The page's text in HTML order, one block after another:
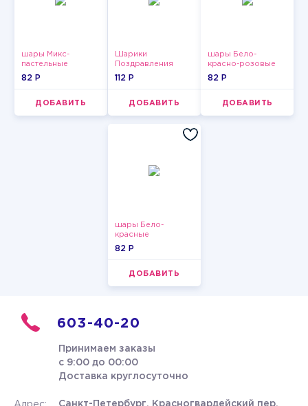
шары Микс-
пастельные
82 P
ДОБАВИТЬ
Шарики
Поздравления
112 P
ДОБАВИТЬ
шары Бело-
красно-розовые
пастельные
82 P
ДОБАВИТЬ
шары Бело-
красные
пастельные
82 P
ДОБАВИТЬ
603-40-20
Принимаем заказы
с 9:00 до 00:00
Доставка круглосуточно
Санкт-Петербург, Красногвардейский пер.